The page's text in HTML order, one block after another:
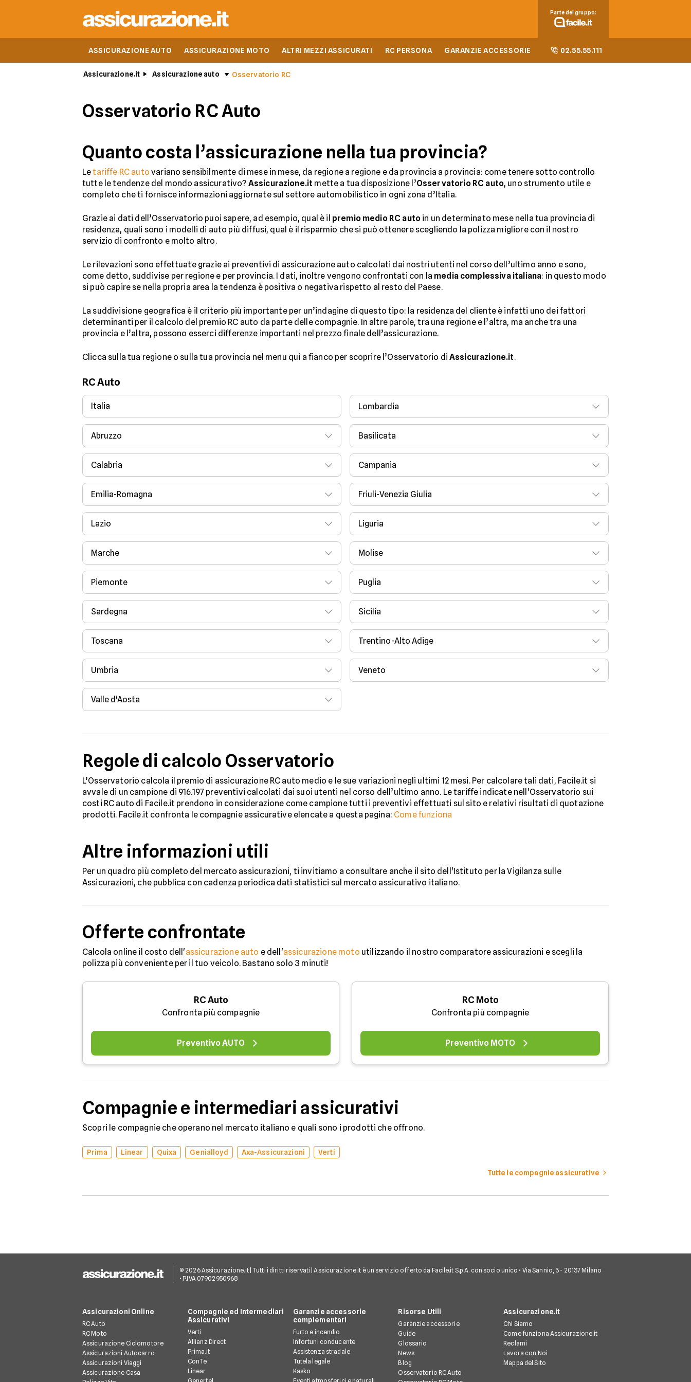
ASSICURAZIONE AUTO ASSICURAZIONE MOTO ALTRI MEZZI ASSICURATI RC PERSONA GARANZIE ACCESSORIE 02.55.55.111
Parte del gruppo:
Assicurazione.it Assicurazione auto Osservatorio RC
Osservatorio RC Auto
Quanto costa l’assicurazione nella tua provincia?
Letariffe RC auto variano sensibilmente di mese in mese, da regione a regione e da provincia a provincia: come tenere sotto controllo
tutte le tendenze del mondo assicurativo? Assicurazione.it mette a tua disposizione l’Osservatorio RC auto, uno strumento utile e
completo che ti fornisce informazioni aggiornate sul settore automobilistico in ogni zona d’Italia.
Grazie ai dati dell’Osservatorio puoi sapere, ad esempio, qual è il premio medio RC auto in un determinato mese nella tua provincia di
residenza, quali sono i modelli di auto più diffusi, qual è il risparmio che si può ottenere scegliendo la polizza migliore con il nostro
servizio di confronto e molto altro.
Le rilevazioni sono effettuate grazie ai preventivi di assicurazione auto calcolati dai nostri utenti nel corso dell’ultimo anno e sono,
come detto, suddivise per regione e per provincia. I dati, inoltre vengono confrontati con la media complessiva italiana: in questo modo
si può capire se nella propria area la tendenza è positiva o negativa rispetto al resto del Paese.
La suddivisione geografica è il criterio più importante per un’indagine di questo tipo: la residenza del cliente è infatti uno dei fattori
determinanti per il calcolo del premio RC auto da parte delle compagnie. In altre parole, tra una regione e l’altra, ma anche tra una
provincia e l’altra, possono esserci differenze importanti nel prezzo finale dell’assicurazione.
Clicca sulla tua regione o sulla tua provincia nel menu qui a fianco per scoprire l’Osservatorio di Assicurazione.it.
RC Auto
Italia Lombardia
Abruzzo Basilicata
Calabria Campania
Emilia-Romagna Friuli-Venezia Giulia
Lazio Liguria
Marche Molise
Piemonte Puglia
Sardegna Sicilia
Toscana Trentino-Alto Adige
Umbria Veneto
Valle d'Aosta
Regole di calcolo Osservatorio
L’Osservatorio calcola il premio di assicurazione RC auto medio e le sue variazioni negli ultimi 12 mesi. Per calcolare tali dati, Facile.it si
avvale di un campione di 916.197 preventivi calcolati dai suoi utenti nel corso dell’ultimo anno. Le tariffe indicate nell'Osservatorio sui
costi RC auto di Facile.it prendono in considerazione come campione tutti i preventivi effettuati sul sito e relativi risultati di quotazione
prodotti. Facile.it confronta le compagnie assicurative elencate a questa pagina: Come funziona
Altre informazioni utili
Per un quadro più completo del mercato assicurazioni, ti invitiamo a consultare anche il sito dell'Istituto per la Vigilanza sulle
Assicurazioni, che pubblica con cadenza periodica dati statistici sul mercato assicurativo italiano.
Offerte confrontate
Calcola online il costo dell'assicurazione auto e dell'assicurazione moto utilizzando il nostro comparatore assicurazioni e scegli la
polizza più conveniente per il tuo veicolo. Bastano solo 3 minuti!
RC Auto
Confronta più compagnie
Preventivo AUTO
RC Moto
Confronta più compagnie
Preventivo MOTO
Compagnie e intermediari assicurativi
Scopri le compagnie che operano nel mercato italiano e quali sono i prodotti che offrono.
Prima Linear Quixa Genialloyd Axa-Assicurazioni Verti
Tutte le compagnie assicurative
© 2026 Assicurazione.it | Tutti i diritti riservati | Assicurazione.it è un servizio offerto da Facile.it S.p.A. con socio unico • Via Sannio, 3 - 20137 Milano
• P.IVA 07902950968
Assicurazioni Online
RC Auto
RC Moto
Assicurazione Ciclomotore
Assicurazioni Autocarro
Assicurazioni Viaggi
Assicurazione Casa
Compagnie ed Intermediari
Assicurativi
Verti
Allianz Direct
Prima.it
ConTe
Linear
Garanzie accessorie
complementari
Furto e incendio
Infortuni conducente
Assistenza stradale
Tutela legale
Kasko
Risorse Utili
Garanzie accessorie
Guide
Glossario
News
Blog
Osservatorio RC Auto
Assicurazione.it
Chi Siamo
Come funziona Assicurazione.it
Reclami
Lavora con Noi
Mappa del Sito